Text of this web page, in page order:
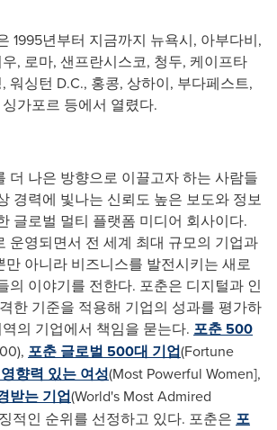
1995년부터 지금까지 뉴욕시, 아부다비,
, 로마, 샌프란시스코, 청두, 케이프타
, 워싱턴 D.C., 홍콩, 상하이, 부다페스트,
싱가포르 등에서 열렸다.
더 나은 방향으로 이끌고자하는 사람들
경력에 빛나는 신뢰도 높은 보도와 정보
글로벌 멀티 플랫폼 미디어 회사이다.
운영되면서 전 세계 최대 규모의 기업과
만 아니라 비즈니스를 발전시키는 새로
의 이야기를 전한다. 포춘은 디지털과 인
한 기준을 적용해 기업의 성과를 평가하
의 기업에서 책임을 묻는다. 포춘 500
포춘 글로벌 500대 기업(Fortune
영향력 있는 여성(Most Powerful Women],
받는 기업(World's Most Admired
적인 순위를 선정하고 있다. 포춘은 포